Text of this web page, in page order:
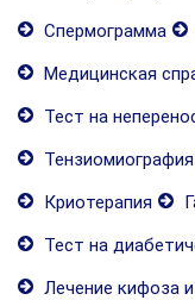
Спермограмма
Медицинская
Тест на
Криотерапия
Тест на
Лечение кифоза